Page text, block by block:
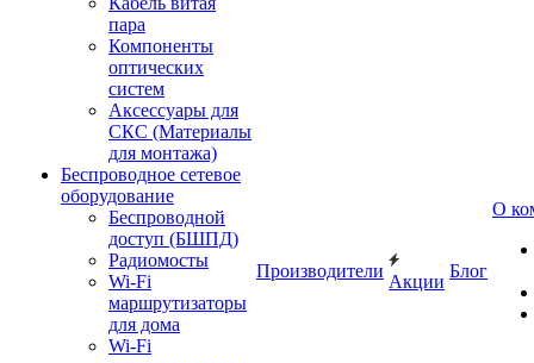
пара
Компоненты
оптических
систем
Аксессуары для
СКС (Материалы
для монтажа)
Беспроводное сетевое
оборудование
Беспроводной
доступ (БШПД)
Радиомосты
Wi-Fi
маршрутизаторы
для дома
Wi-Fi
Производители
Акции
Блог
О